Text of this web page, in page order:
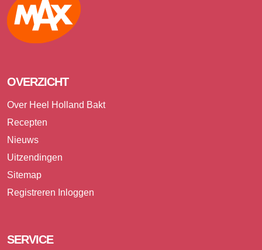
OVERZICHT
Over Heel Holland Bakt
Recepten
Nieuws
Uitzendingen
Sitemap
Registreren Inloggen
SERVICE